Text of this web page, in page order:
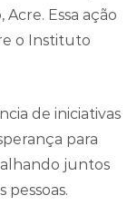
Essa ação
o Instituto
de iniciativas
para
juntos
pessoas.